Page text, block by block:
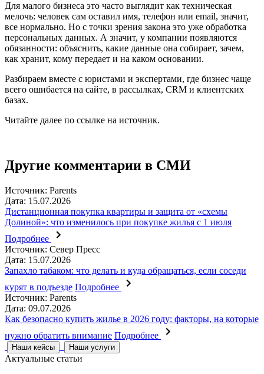
Для малого бизнеса это часто выглядит как техническая
мелочь: человек сам оставил имя, телефон или email, значит,
все нормально. Но с точки зрения закона это уже обработка
персональных данных. А значит, у компании появляются
обязанности: объяснить, какие данные она собирает, зачем,
как хранит, кому передает и на каком основании.
Разбираем вместе с юристами и экспертами, где бизнес чаще
всего ошибается на сайте, в рассылках, CRM и клиентских
базах.
Читайте далее по ссылке на источник.
Другие комментарии в СМИ
Источник: Parents
Дата: 15.07.2026
Дистанционная покупка квартиры и защита от «схемы
Долиной»: что изменилось при покупке жилья с 1 июля
Подробнее
Источник: Север Пресс
Дата: 15.07.2026
Запахло табаком: что делать и куда обращаться, если соседи
курят в подъезде Подробнее
Источник: Parents
Дата: 09.07.2026
Как безопасно купить жилье в 2026 году: факторы, на которые
нужно обратить внимание Подробнее
Наши кейсы Наши услуги
Актуальные статьи